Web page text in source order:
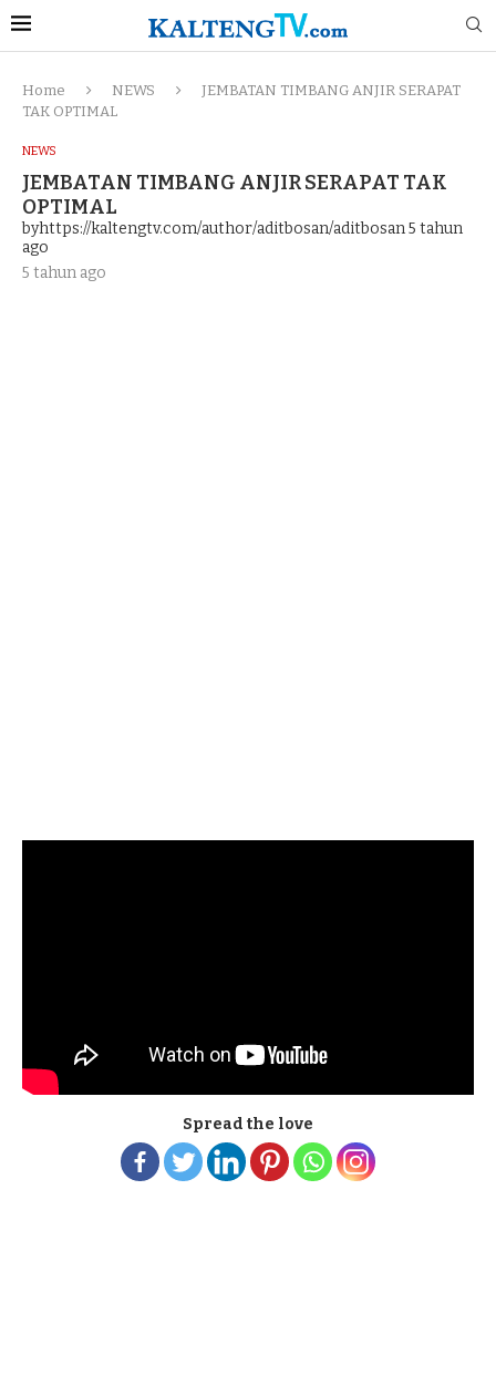
Home NEWS
JEMBATAN TIMBANG ANJIR SERAPAT
TAK OPTIMAL
NEWS
JEMBATAN TIMBANG ANJIR SERAPAT TAK
OPTIMAL
byhttps://kaltengtv.com/author/aditbosan/aditbosan5 tahun
ago
5 tahun ago
Spread the love